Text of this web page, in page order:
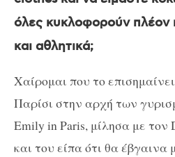
όλες κυκλοφορούν
και αθλητικά;
Χαίρομαι που το
Παρίσι στην αρχή των
Emily in Paris, μίλησα με τον
και του είπα ότι θα